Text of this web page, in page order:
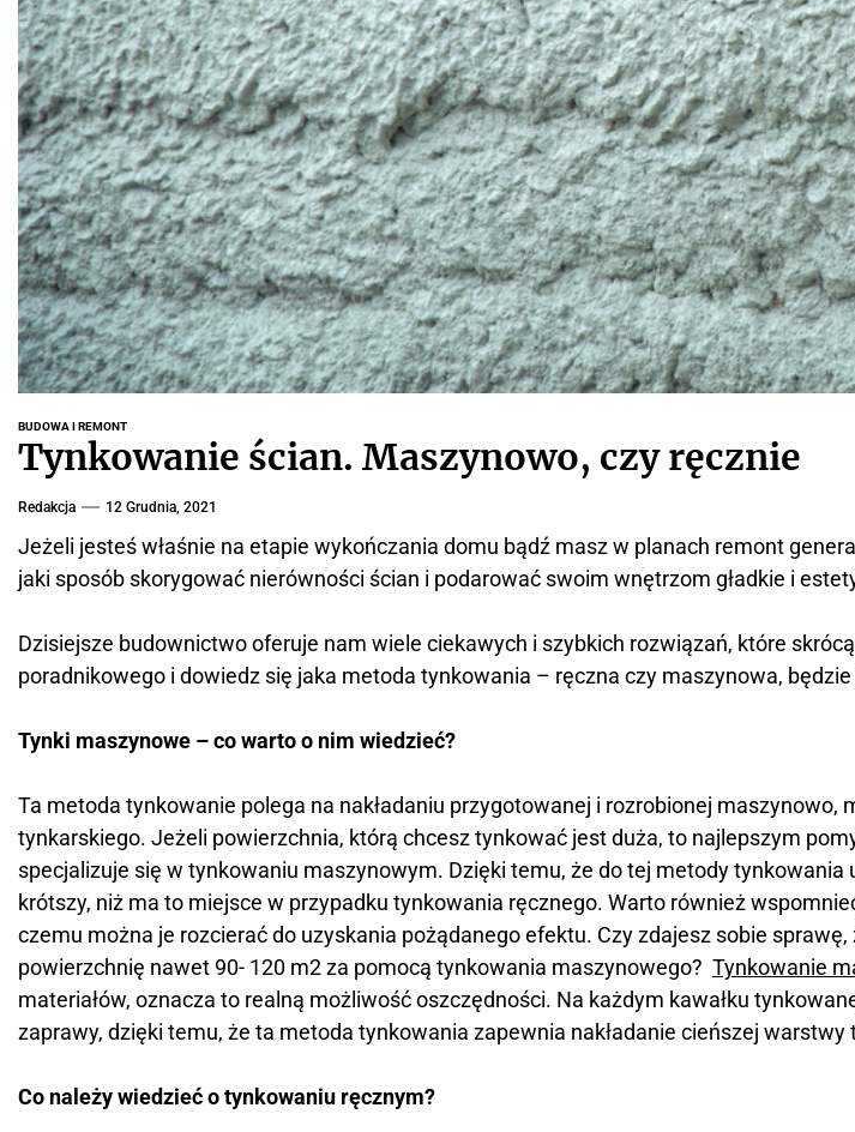
BUDOWA I REMONT
Tynkowanie ścian. Maszynowo, czy ręcznie
Redakcja 12 Grudnia, 2021
Jeżeli jesteś właśnie na etapie wykończania domu bądź masz w planach remont
jaki sposób skorygować nierówności ścian i podarować swoim wnętrzom gładkie i
Dzisiejsze budownictwo oferuje nam wiele ciekawych i szybkich rozwiązań, które
poradnikowego i dowiedz się jaka metoda tynkowania – ręczna czy maszynowa,
Tynki maszynowe – co warto o nim wiedzieć?
Ta metoda tynkowanie polega na nakładaniu przygotowanej i rozrobionej
tynkarskiego. Jeżeli powierzchnia, którą chcesz tynkować jest duża, to najlepszym
specjalizuje się w tynkowaniu maszynowym. Dzięki temu, że do tej metody
krótszy, niż ma to miejsce w przypadku tynkowania ręcznego. Warto również
czemu można je rozcierać do uzyskania pożądanego efektu. Czy zdajesz sobie
powierzchnię nawet 90- 120 m2 za pomocą tynkowania maszynowego? Tynkowanie
materiałów, oznacza to realną możliwość oszczędności. Na każdym kawałku
zaprawy, dzięki temu, że ta metoda tynkowania zapewnia nakładanie cieńszej warstwy
Co należy wiedzieć o tynkowaniu ręcznym?